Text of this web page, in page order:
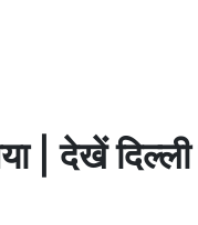
देखें दिल्ली